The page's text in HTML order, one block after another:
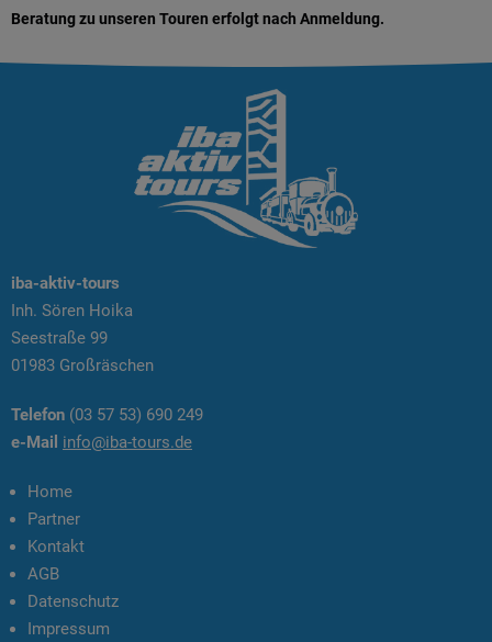
Beratung zu unseren Touren erfolgt nach Anmeldung.
iba-aktiv-tours
Inh. Sören Hoika
Seestraße 99
01983 Großräschen
Telefon (03 57 53) 690 249
e-Mail info@iba-tours.de
Home
Partner
Kontakt
AGB
Datenschutz
Impressum